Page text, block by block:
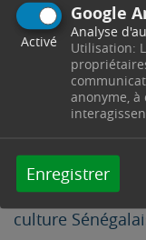
Google
Activé
Analyse
Utilisation:
anonyme,
Enregistrer
Dimanche 01
Avec IBOU
afro-
traditionnelles
sables de
Accompagné de
Venez vous
culture